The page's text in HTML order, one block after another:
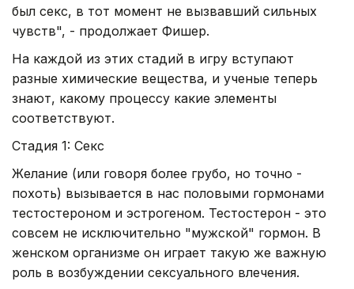
был секс, в тот момент не вызвавший сильных
чувств", - продолжает Фишер.
На каждой из этих стадий в игру вступают
разные химические вещества, и ученые теперь
знают, какому процессу какие элементы
соответствуют.
Стадия 1: Секс
Желание (или говоря более грубо, но точно -
похоть) вызывается в нас половыми гормонами
тестостероном и эстрогеном. Тестостерон - это
совсем не исключительно "мужской" гормон. В
женском организме он играет такую же важную
роль в возбуждении сексуального влечения.